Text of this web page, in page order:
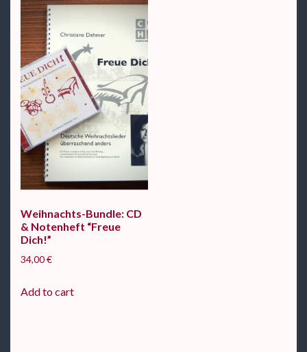
Weihnachts-Bundle: CD
& Notenheft “Freue
Dich!”
34,00€
Add to cart